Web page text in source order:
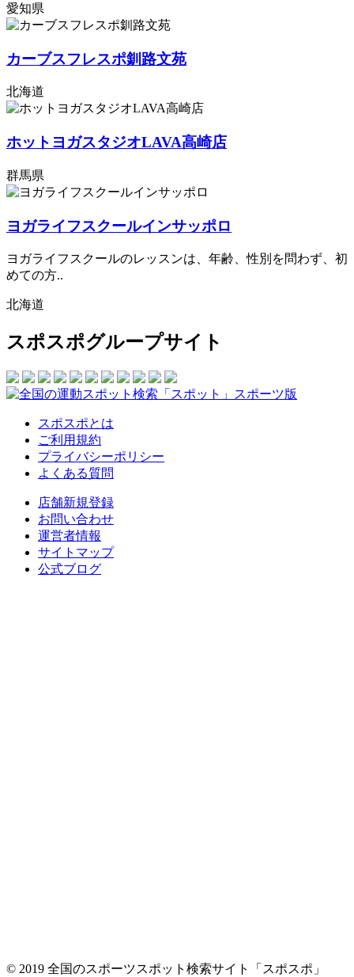
愛知県
カーブスフレスポ釧路文苑
北海道
ホットヨガスタジオLAVA高崎店
群馬県
ヨガライフスクールインサッポロ
ヨガライフスクールのレッスンは、年齢、性別を問わず、初
めての方..
北海道
スポスポグループサイト
スポスポとは
ご利用規約
プライバシーポリシー
よくある質問
店舗新規登録
お問い合わせ
運営者情報
サイトマップ
公式ブログ
© 2019 全国のスポーツスポット検索サイト「スポスポ」